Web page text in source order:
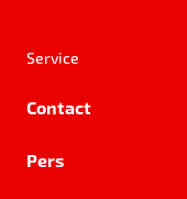
Service
Contact
Pers